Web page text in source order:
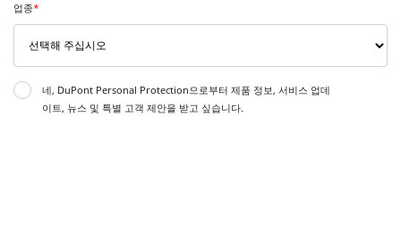
업종*
네, DuPont Personal Protection으로부터 제품 정보, 서비스 업데
이트, 뉴스 및 특별 고객 제안을 받고 싶습니다.